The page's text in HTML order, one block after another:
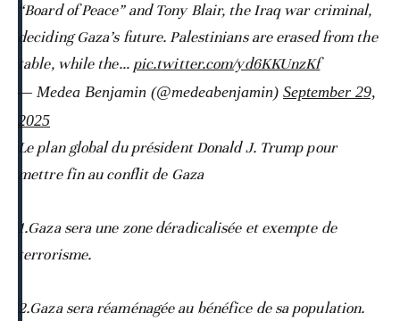
“Board of Peace” and Tony Blair, the Iraq war criminal,
deciding Gaza’s future. Palestinians are erased from the
table, while the… pic.twitter.com/yd6KKUnzKf
— Medea Benjamin (@medeabenjamin) September 29,
2025
Le plan global du président Donald J. Trump pour
mettre fin au conflit de Gaza
1.Gaza sera une zone déradicalisée et exempte de
terrorisme.
2.Gaza sera réaménagée au bénéfice de sa population.